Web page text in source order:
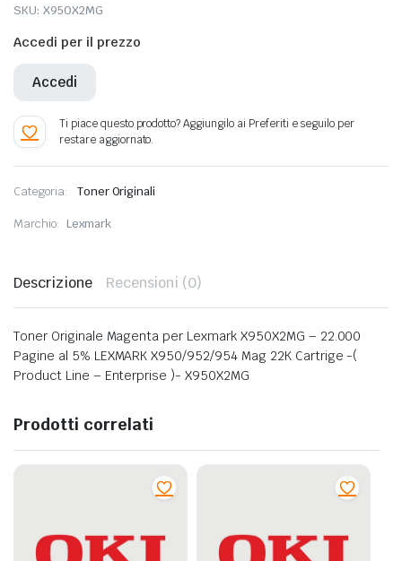
SKU: X950X2MG
Accedi per il prezzo
Accedi
Categoria: Toner Originali
Marchio: Lexmark
Descrizione Recensioni (0)
Toner Originale Magenta per Lexmark X950X2MG – 22.000
Pagine al 5% LEXMARK X950/952/954 Mag 22K Cartrige -(
Product Line – Enterprise )- X950X2MG
Prodotti correlati